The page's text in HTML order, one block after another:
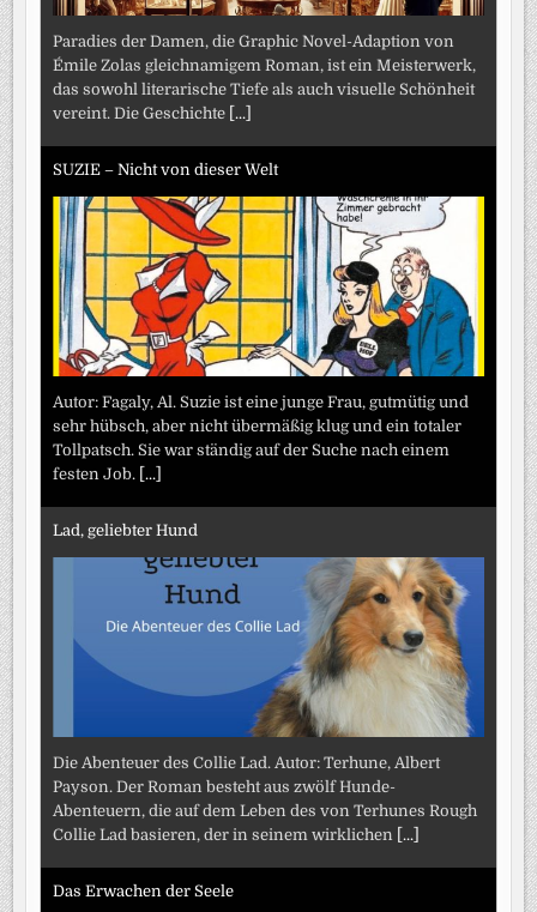
Paradies der Damen, die Graphic Novel-Adaption von
Émile Zolas gleichnamigem Roman, ist ein Meisterwerk,
das sowohl literarische Tiefe als auch visuelle Schönheit
vereint. Die Geschichte [...]
SUZIE – Nicht von dieser Welt
Autor: Fagaly, Al. Suzie ist eine junge Frau, gutmütig und
sehr hübsch, aber nicht übermäßig klug und ein totaler
Tollpatsch. Sie war ständig auf der Suche nach einem
festen Job. [...]
Lad, geliebter Hund
Die Abenteuer des Collie Lad. Autor: Terhune, Albert
Payson. Der Roman besteht aus zwölf Hunde-
Abenteuern, die auf dem Leben des von Terhunes Rough
Collie Lad basieren, der in seinem wirklichen [...]
Das Erwachen der Seele